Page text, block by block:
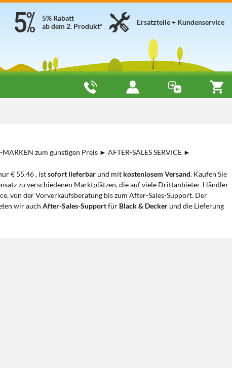
Ersatzteile + Kundenservice
5% Rabatt
ab dem 2. Produkt*
zum günstigen Preis ► AFTER-SALES SERVICE ►
€ 55.46 , istsofort lieferbarund mit kostenlosem Versand. Kaufen Sie
zu verschiedenen Marktplätzen, die auf viele Drittanbieter-Händler
von der Vorverkaufsberatung bis zum After-Sales-Support. Der
wir auch After-Sales-Supportfür Black & Deckerund die Lieferung